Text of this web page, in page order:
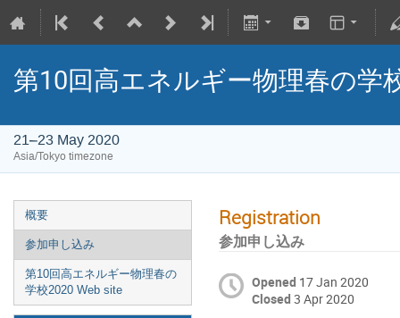
第10回高エネルギー物理春の学
21–23 May 2020
Asia/Tokyo timezone
概要
参加申し込み
第10回高エネルギー物理春の
学校2020 Web site
Registration
参加申し込み
Opened 17 Jan 2020
Closed 3 Apr 2020